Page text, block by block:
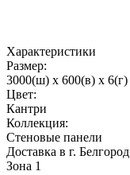
Характеристики
Размер:
3000(ш) x 600(в) x 6(г)
Цвет:
Кантри
Коллекция:
Стеновые панели
Доставка в г. Белгород
Зона 1